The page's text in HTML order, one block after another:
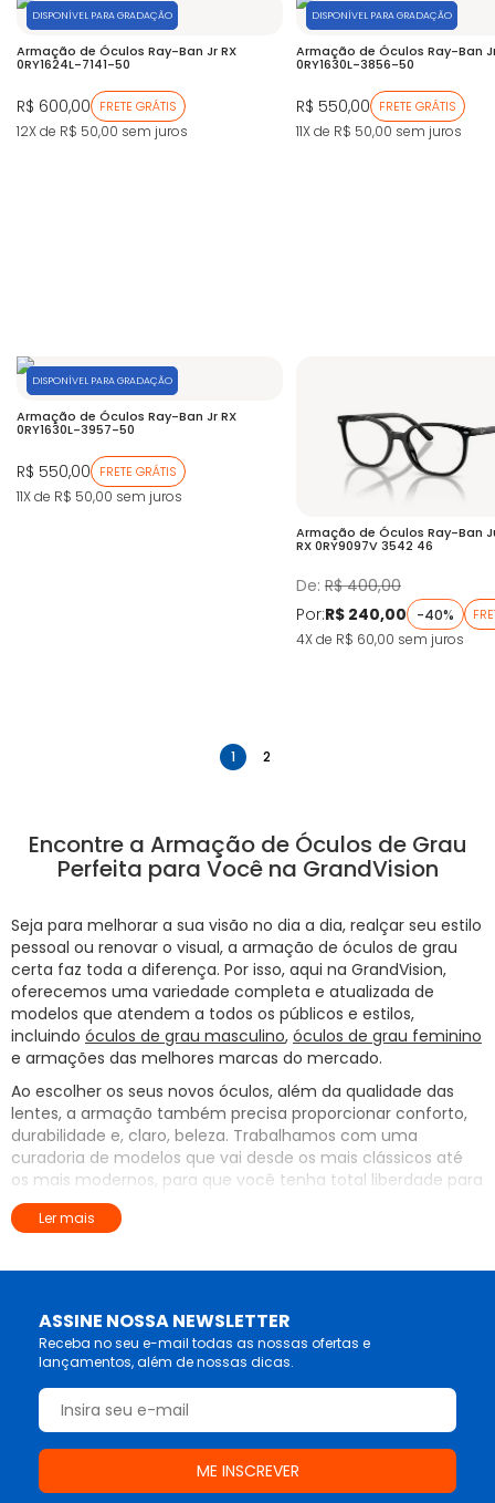
Armação de Óculos Ray-Ban Jr RX
0RY1624L-7141-50
R$ 600,00 FRETE GRÁTIS
DISPONÍVEL PARA GRADAÇÃO
12X de R$ 50,00 sem juros
Armação de Óculos Ray-Ban
0RY1630L-3856-50
R$ 550,00 FRETE GRÁTIS
DISPONÍVEL PARA GRADAÇÃO
11X de R$ 50,00 sem juros
Armação de Óculos Ray-Ban Jr RX
0RY1630L-3957-50
R$ 550,00 FRETE GRÁTIS
DISPONÍVEL PARA GRADAÇÃO
11X de R$ 50,00 sem juros
Armação de Óculos Ray-Ban
RX 0RY9097V 3542 46
De: R$ 400,00
Por:R$ 240,00 -40%
4X de R$ 60,00 sem juros
1 2
Encontre a Armação de Óculos de Grau
Perfeita para Você na GrandVision
Seja para melhorar a sua visão no dia a dia, realçar seu estilo
pessoal ou renovar o visual, a armação de óculos de grau
certa faz toda a diferença. Por isso, aqui na GrandVision,
oferecemos uma variedade completa e atualizada de
modelos que atendem a todos os públicos e estilos,
incluindo óculos de grau masculino, óculos de grau feminino
e armações das melhores marcas do mercado.
Ao escolher os seus novos óculos, além da qualidade das
lentes, a armação também precisa proporcionar conforto,
durabilidade e, claro, beleza. Trabalhamos com uma
curadoria de modelos que vai desde os mais clássicos até
os mais modernos, para que você tenha total liberdade para
expressar sua personalidade. Confira!
Os óculos de grau masculino que você encontra aqui são
que transmita profissionalismo e confiança. São modelos
que equilibram perfeitamente o tradicional com o
contemporâneo, fabricados com materiais leves e
resistentes. Confira opções como osóculos de grau Ray-
, que nunca saem de moda e oferecem detalhes
icônicos, ou osóculos de grau Oakley, ideais para quem
busca um visual mais esportivo, tecnológico e cheio de
Ler mais
ASSINE NOSSA NEWSLETTER
Receba no seu e-mail todas as nossas ofertas e
lançamentos, além de nossas dicas.